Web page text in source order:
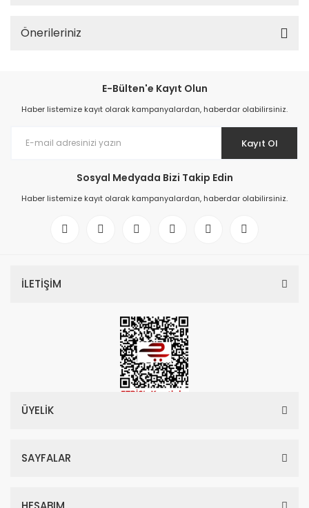
Önerileriniz
E-Bülten'e Kayıt Olun
Haber listemize kayıt olarak kampanyalardan, haberdar olabilirsiniz.
Kayıt Ol
Sosyal Medyada Bizi Takip Edin
Haber listemize kayıt olarak kampanyalardan, haberdar olabilirsiniz.
İLETİŞİM
ÜYELİK
SAYFALAR